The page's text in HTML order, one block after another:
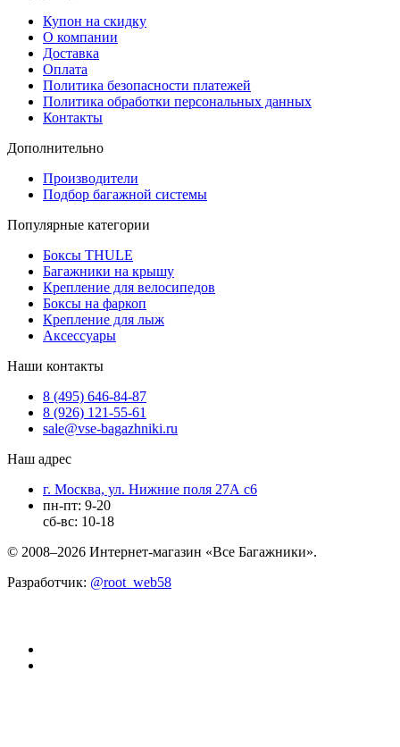
Купон на скидку
О компании
Доставка
Оплата
Политика безопасности платежей
Политика обработки персональных данных
Контакты
Дополнительно
Производители
Подбор багажной системы
Популярные категории
Боксы THULE
Багажники на крышу
Крепление для велосипедов
Боксы на фаркоп
Крепление для лыж
Аксессуары
Наши контакты
8 (495) 646-84-87
8 (926) 121-55-61
sale@vse-bagazhniki.ru
Наш адрес
г. Москва, ул. Нижние поля 27А с6
пн-пт: 9-20
сб-вс: 10-18
© 2008–2026 Интернет-магазин «Все Багажники».
Разработчик: @root_web58